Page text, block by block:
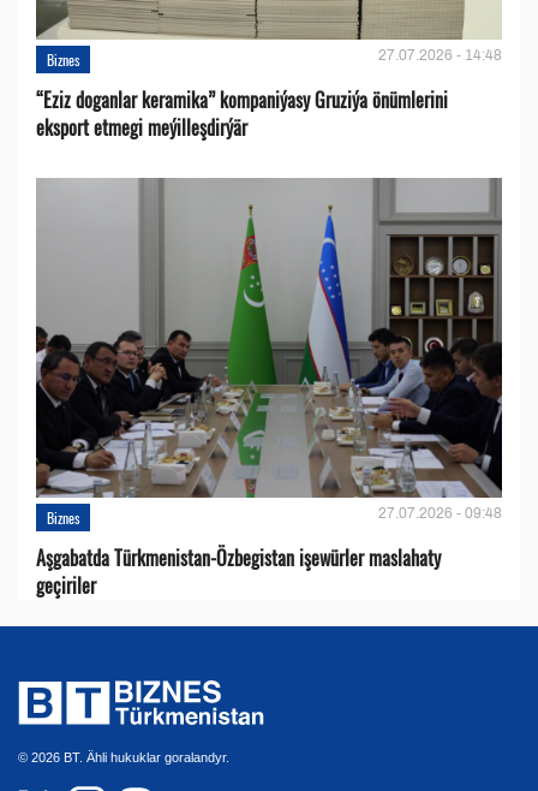
Biznes 27.07.2026 - 14:48
“Eziz doganlar keramika” kompaniýasy Gruziýa önümlerini
eksport etmegi meýilleşdirýär
Biznes 27.07.2026 - 09:48
Aşgabatda Türkmenistan-Özbegistan işewürler maslahaty
geçiriler
© 2026 BT. Ähli hukuklar goralandyr.